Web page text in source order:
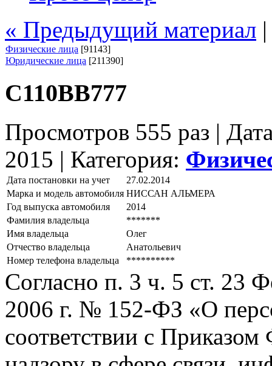
« Предыдущий материал
Физические лица [91143]
Юридические лица [211390]
С110ВВ777
Просмотров 555 раз |
2015 | Категория:
Дата постановки на учет
27.02.2014
Марка и модель автомобиля НИССАН АЛЬМЕРА
Год выпуска автомобиля
2014
Фамилия владельца
*******
Имя владельца
Олег
Отчество владельца
Анатольевич
Номер телефона владельца
**********
Согласно п. 3 ч. 5 ст. 23
2006 г. № 152-ФЗ «О
соответствии с